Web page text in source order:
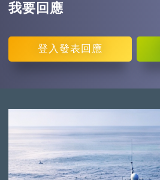
我要回應
登入 發表回應